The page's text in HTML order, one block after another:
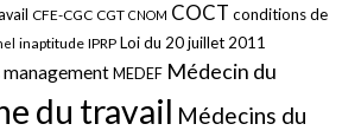
CFE-CGC CGT CNOM COCT conditions de
inaptitude IPRP Loi du 20 juillet 2011
management MEDEF Médecin du
du travail Médecins du